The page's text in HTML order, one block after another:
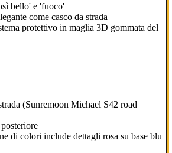
bello' e 'fuoco'
come casco da strada
protettivo in maglia 3D gommata del
(Sunremoon Michael S42 road
di colori include dettagli rosa su base blu